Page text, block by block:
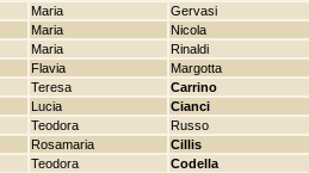
Maria Gervasi
Maria Nicola
Maria Rinaldi
Flavia Margotta
Teresa Carrino
Lucia Cianci
Teodora Russo
Rosamaria Cillis
Teodora Codella